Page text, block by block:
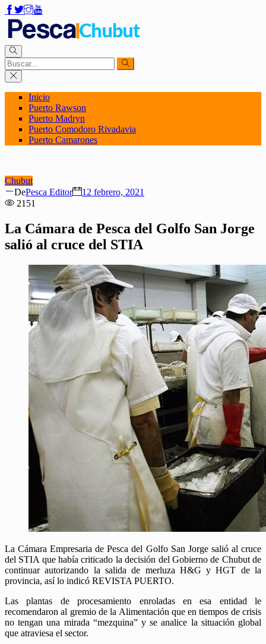
Inicio
Puerto Rawson
Puerto Madryn
Puerto Comodoro Rivadavia
Puerto Camarones
Chubut
DeAuthor
Pesca Editor
Posted
12 febrero, 2021
2151
La Cámara de Pesca del Golfo San Jorge
salió al cruce del STIA
La Cámara Empresaria de Pesca del Golfo San Jorge salió al cruce
del STIA que había criticado la decisión del Gobierno de Chubut de
continuar autorizando la salida de merluza H&G y HGT de la
provincia, así lo indicó REVISTA PUERTO.
Las plantas de procesamiento enroladas en esa entidad le
recomendaron al gremio de la Alimentación que en tiempos de crisis
no tengan una mirada “mezquina” y se analice la situación global
que atraviesa el sector.